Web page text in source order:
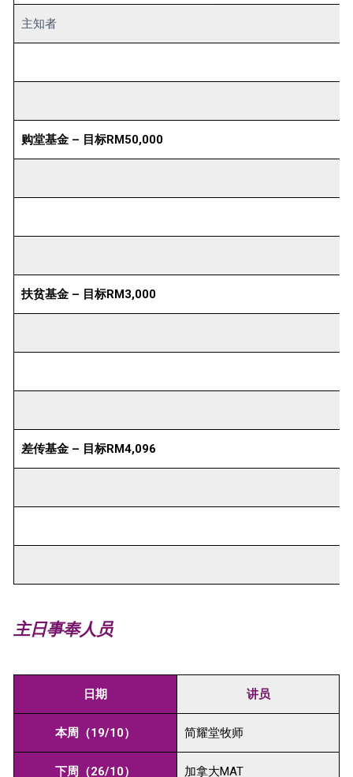
主知者
购堂基金 – 目标RM50,000
扶贫基金 – 目标RM3,000
差传基金 – 目标RM4,096
主日事奉人员
日期 讲员
本周（19/10） 简耀堂牧师
下周（26/10） 加拿大MAT